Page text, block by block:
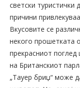
светски туристички
причини
Вкусовите се
некого прошетката
прекрасниот поглед
на Британскиот
„Тауер бриџ“ може